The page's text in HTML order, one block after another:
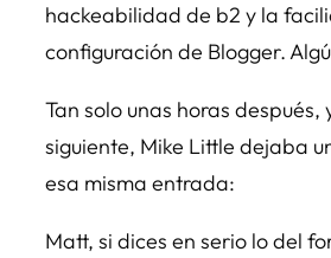
hackeabilidad de b2 y la
configuración de Blogger.
Tan solo unas horas después,
siguiente, Mike Little dejaba
esa misma entrada:
Matt, si dices en serio lo del